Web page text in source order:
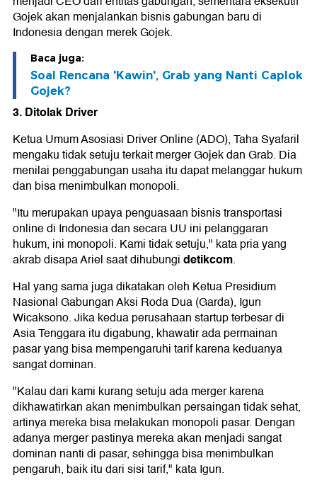
Gojek akan menjalankan bisnis gabungan baru di
Indonesia dengan merek Gojek.
Baca juga:
Soal Rencana 'Kawin', Grab yang Nanti Caplok
Gojek?
3. Ditolak Driver
Ketua Umum Asosiasi Driver Online (ADO), Taha Syafaril
mengaku tidak setuju terkait merger Gojek dan Grab. Dia
menilai penggabungan usaha itu dapat melanggar hukum
dan bisa menimbulkan monopoli.
"Itu merupakan upaya penguasaan bisnis transportasi
online di Indonesia dan secara UU ini pelanggaran
hukum, ini monopoli. Kami tidak setuju," kata pria yang
akrab disapa Ariel saat dihubungidetikcom.
Hal yang sama juga dikatakan oleh Ketua Presidium
Nasional Gabungan Aksi Roda Dua (Garda), Igun
Wicaksono. Jika kedua perusahaan startup terbesar di
Asia Tenggara itu digabung, khawatir ada permainan
pasar yang bisa mempengaruhi tarif karena keduanya
sangat dominan.
"Kalau dari kami kurang setuju ada merger karena
dikhawatirkan akan menimbulkan persaingan tidak sehat,
artinya mereka bisa melakukan monopoli pasar. Dengan
adanya merger pastinya mereka akan menjadi sangat
dominan nanti di pasar, sehingga bisa menimbulkan
pengaruh, baik itu dari sisi tarif," kata Igun.